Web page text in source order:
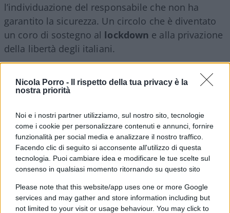
Nicola Porro -
Il rispetto della tua privacy è la
nostra priorità
Noi e i nostri partner utilizziamo, sul nostro sito, tecnologie
come i cookie per personalizzare contenuti e annunci, fornire
funzionalità per social media e analizzare il nostro traffico.
Facendo clic di seguito si acconsente all'utilizzo di questa
tecnologia. Puoi cambiare idea e modificare le tue scelte sul
consenso in qualsiasi momento ritornando su questo sito
Please note that this website/app uses one or more Google
services and may gather and store information including but
not limited to your visit or usage behaviour. You may click to
l’individuazione del responsabile che non ha
garantito la sicurezza. Un circolo che è diventato
un coro di sostegno al lockdown e alla privazione
della libertà degli italiani.
Il video-racconto di Giancristiano Desiderio.
#QUARANTENA
43
Leggi i commenti
SEDUTE SATIRICHE